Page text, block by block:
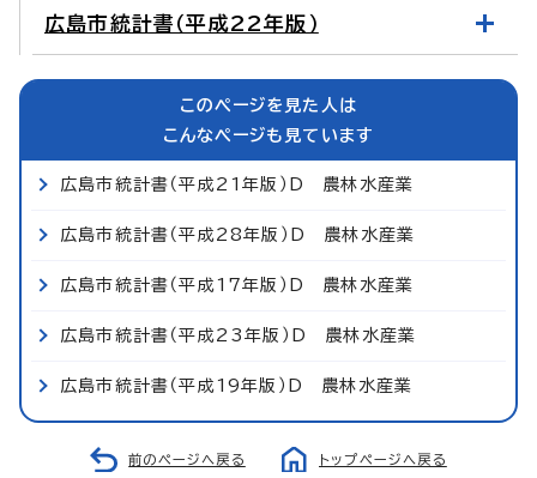
広島市統計書（平成22年版）
このページを見た人は
こんなページも見ています
広島市統計書（平成21年版）D 農林水産業
広島市統計書（平成28年版）D 農林水産業
広島市統計書（平成17年版）D 農林水産業
広島市統計書（平成23年版）D 農林水産業
広島市統計書（平成19年版）D 農林水産業
前のページへ戻る トップページへ戻る